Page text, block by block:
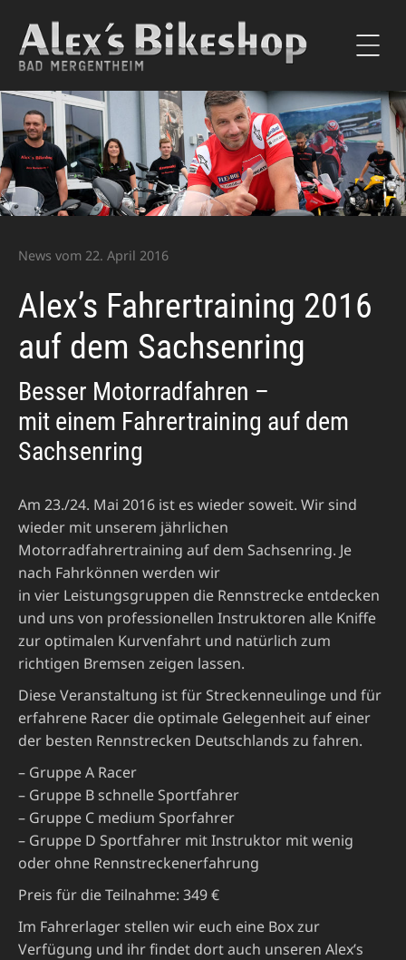
Alex’s Bikeshop
Motorradhändler Bad
Kawasaki Vertragshändler
News vom 22. April 2016
Alex’s Fahrertraining 2016
auf dem Sachsenring
Besser Motorradfahren –
mit einem Fahrertraining auf dem
Sachsenring
Am 23./24. Mai 2016 ist es wieder soweit. Wir sind
wieder mit unserem jährlichen
Motorradfahrertraining auf dem Sachsenring. Je
nach Fahrkönnen werden wir
in vier Leistungsgruppen die Rennstrecke entdecken
und uns von professionellen Instruktoren alle Kniffe
zur optimalen Kurvenfahrt und natürlich zum
richtigen Bremsen zeigen lassen.
Diese Veranstaltung ist für Streckenneulinge und für
erfahrene Racer die optimale Gelegenheit auf einer
der besten Rennstrecken Deutschlands zu fahren.
– Gruppe A Racer
– Gruppe B schnelle Sportfahrer
– Gruppe C medium Sporfahrer
– Gruppe D Sportfahrer mit Instruktor mit wenig
oder ohne Rennstreckenerfahrung
Preis für die Teilnahme: 349 €
Im Fahrerlager stellen wir euch eine Box zur
Verfügung und ihr findet dort auch unseren Alex’s